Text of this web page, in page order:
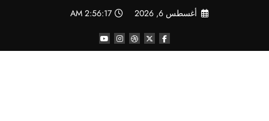
أغسطس 6, 2026 2:56:17 AM